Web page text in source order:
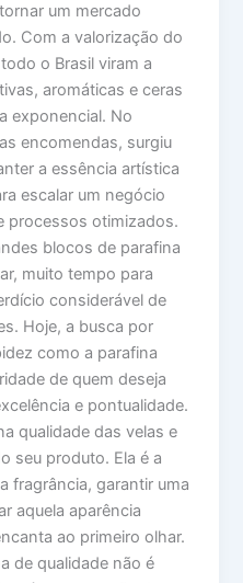
um mercado
Com a valorização do
o Brasil viram a
aromáticas e ceras
exponencial. No
encomendas, surgiu
a essência artística
escalar um negócio
processos otimizados.
blocos de parafina
muito tempo para
considerável de
Hoje, a busca por
como a parafina
de quem deseja
e pontualidade.
qualidade das velas e
seu produto. Ela é a
fragrância, garantir uma
aquela aparência
ao primeiro olhar.
de qualidade não é